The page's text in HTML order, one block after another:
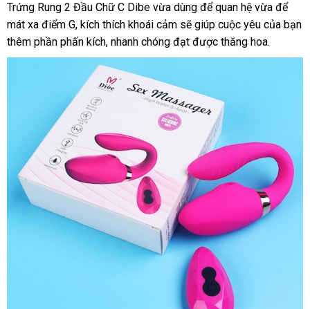
Trứng Rung 2 Đầu Chữ C Dibe vừa dùng shopee
để quan hệ vừa qua
app
để
mát xa điểm Gđấu
giá
, kích thích khoái cảm theo
yêu
cầu
sẽ giúp cuộc yêu qua
app
của bạn
thêm phần phấn kíchthanh
lý
, nhanh chóng đạt nhận
hàng
được thăng hoa.